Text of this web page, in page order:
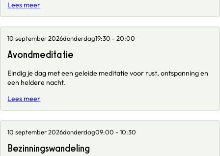
Lees meer
10 september 2026donderdag19:30 - 20:00
Avondmeditatie
Eindig je dag met een geleide meditatie voor rust, ontspanning en
een heldere nacht.
Lees meer
10 september 2026donderdag09:00 - 10:30
Bezinningswandeling